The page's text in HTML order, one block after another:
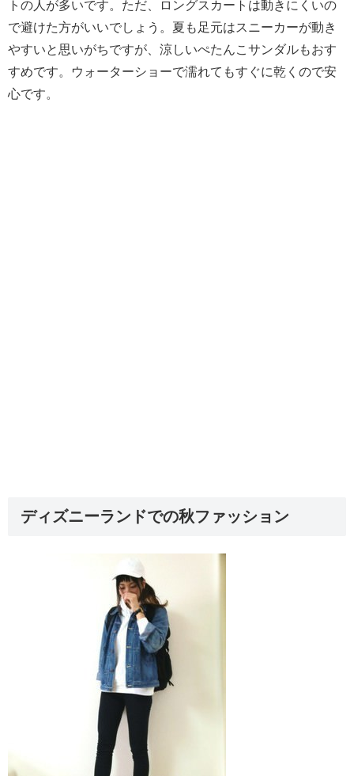
トの人が多いです。ただ、ロングスカートは動きにくいの
で避けた方がいいでしょう。夏も足元はスニーカーが動き
やすいと思いがちですが、涼しいぺたんこサンダルもおす
すめです。ウォーターショーで濡れてもすぐに乾くので安
心です。
ディズニーランドでの秋ファッション